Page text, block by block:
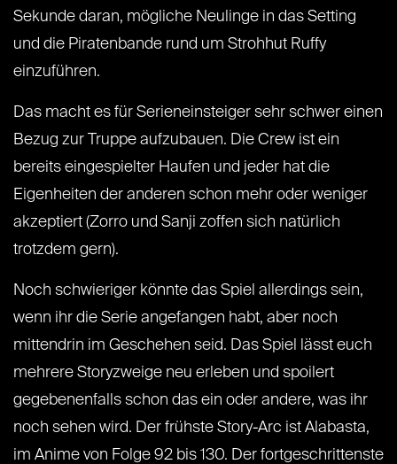
Sekunde daran, mögliche Neulinge in das Setting
und die Piratenbande rund um Strohhut Ruffy
einzuführen.
Das macht es für Serieneinsteiger sehr schwer einen
Bezug zur Truppe aufzubauen. Die Crew ist ein
bereits eingespielter Haufen und jeder hat die
Eigenheiten der anderen schon mehr oder weniger
akzeptiert (Zorro und Sanji zoffen sich natürlich
trotzdem gern).
Noch schwieriger könnte das Spiel allerdings sein,
wenn ihr die Serie angefangen habt, aber noch
mittendrin im Geschehen seid. Das Spiel lässt euch
mehrere Storyzweige neu erleben und spoilert
gegebenenfalls schon das ein oder andere, was ihr
noch sehen wird. Der frühste Story-Arc ist Alabasta,
im Anime von Folge 92 bis 130. Der fortgeschrittenste